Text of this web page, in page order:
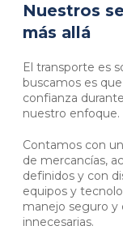
Nuestros
más allá
El transporte es
buscamos es
confianza
nuestro enfoque.
Contamos con
de mercancías,
definidos y con
equipos y
manejo seguro y
innecesarias.